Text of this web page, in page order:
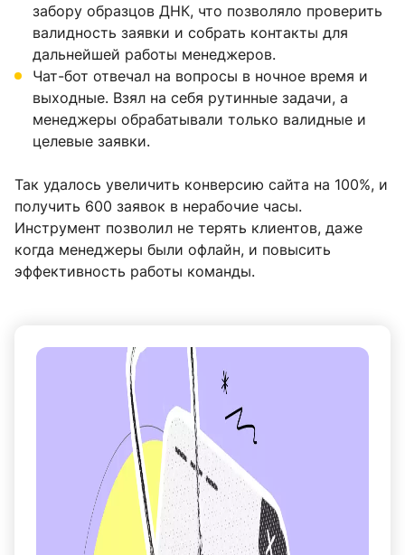
забору образцов ДНК, что позволяло проверить
валидность заявки и собрать контакты для
дальнейшей работы менеджеров.
Чат-бот отвечал на вопросы в ночное время и
выходные. Взял на себя рутинные задачи, а
менеджеры обрабатывали только валидные и
целевые заявки.
Так удалось увеличить конверсию сайта на 100%, и
получить 600 заявок в нерабочие часы.
Инструмент позволил не терять клиентов, даже
когда менеджеры были офлайн, и повысить
эффективность работы команды.